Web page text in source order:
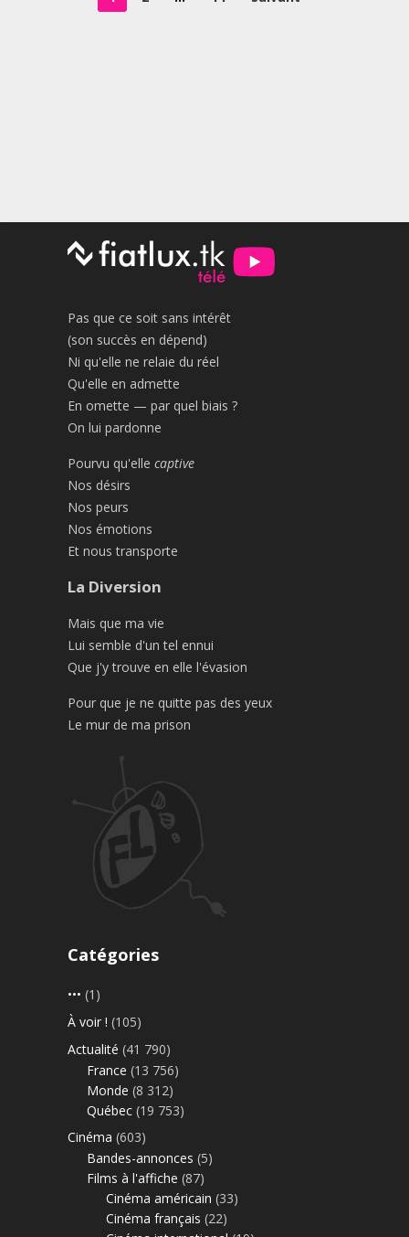
Pas que ce soit sans intérêt
(son succès en dépend)
Ni qu'elle ne relaie du réel
Qu'elle en admette
En omette — par quel biais ?
On lui pardonne
Pourvu qu'elle captive
Nos désirs
Nos peurs
Nos émotions
Et nous transporte
La Diversion
Mais que ma vie
Lui semble d'un tel ennui
Que j'y trouve en elle l'évasion
Pour que je ne quitte pas des yeux
Le mur de ma prison
Catégories
••• (1)
À voir ! (105)
Actualité (41 790)
France (13 756)
Monde (8 312)
Québec (19 753)
Cinéma (603)
Bandes-annonces (5)
Films à l'affiche (87)
Cinéma américain (33)
Cinéma français (22)